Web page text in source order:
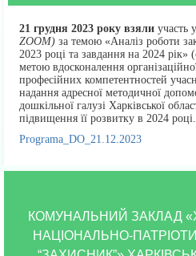
21 грудня 2023 року взяли участь
ZOOM) за темою «Аналіз роботи
2023 році та завдання на 2024
метою вдосконалення
професійних компетентностей
надання адресної методичної
дошкільної галузі Харківської
підвищення її розвитку в 2024 році.
Programa_DO_21.12.2023
КОМУНАЛЬНИЙ ЗАКЛАД
НАЦІОНАЛЬНО-